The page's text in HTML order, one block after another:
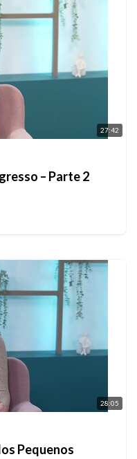
27:42
– Parte 2
28:05
Pequenos